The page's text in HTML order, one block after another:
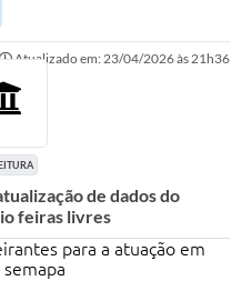
Atualizado em: 23/04/2026 às 21h36
de dados do
feiras livres
para a atuação em